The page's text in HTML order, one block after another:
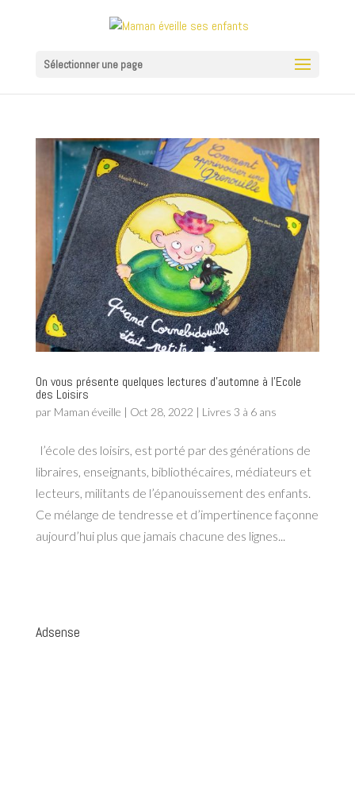
Sélectionner une page
On vous présente quelques lectures d’automne à l’Ecole
des Loisirs
par Maman éveille | Oct 28, 2022 | Livres 3 à 6 ans
l’école des loisirs, est porté par des générations de
libraires, enseignants, bibliothécaires, médiateurs et
lecteurs, militants de l’épanouissement des enfants.
Ce mélange de tendresse et d’impertinence façonne
aujourd’hui plus que jamais chacune des lignes...
Adsense